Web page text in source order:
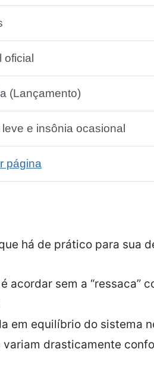
oficial
(Lançamento)
e insônia ocasional
página
há de prático para sua
acordar sem a “ressaca”
em equilíbrio do sistema
variam drasticamente